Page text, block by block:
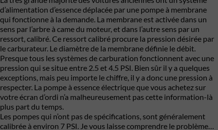
d’alimentation d’essence déplacée par une pompe à membrane
qui fonctionne à la demande. La membrane est activée dans un
sens par l’arbre à came du moteur, et dans l’autre sens par un
ressort, calibré. Ce ressort calibré procure la pression désirée par
le carburateur. Le diamètre de la membrane définie le débit.
Presque tous les systèmes de carburation fonctionnent avec une
pression qui se situe entre 2.5 et 4.5 PSI. Bien sûr il y a quelques
exceptions, mais peu importe le chiffre, il y a donc une pression à
respecter. La pompe à essence électrique que vous achetez sur
votre écran d’ordi n’a malheureusement pas cette information-là
plus part du temps.
Les pompes qui n’ont pas de spécifications, sont généralement
calibrée à environ 7 PSI. Je vous laisse comprendre le problème…